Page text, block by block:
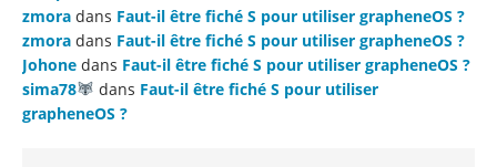
zmora dans Faut-il être fiché S pour utiliser grapheneOS ?
zmora dans Faut-il être fiché S pour utiliser grapheneOS ?
Johone dans Faut-il être fiché S pour utiliser grapheneOS ?
sima78
dans Faut-il être fiché S pour utiliser
grapheneOS ?